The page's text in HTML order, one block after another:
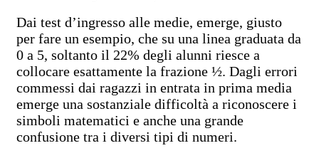
Dai test d’ingresso alle medie, emerge, giusto
per fare un esempio, che su una linea graduata da
0 a 5, soltanto il 22% degli alunni riesce a
collocare esattamente la frazione ½. Dagli errori
commessi dai ragazzi in entrata in prima media
emerge una sostanziale difficoltà a riconoscere i
simboli matematici e anche una grande
confusione tra i diversi tipi di numeri.